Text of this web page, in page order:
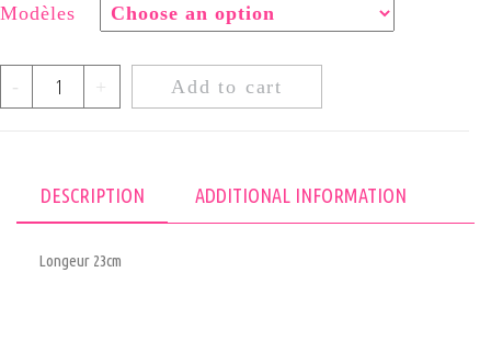
Modèles
- + Add to cart
DESCRIPTION ADDITIONAL INFORMATION
Longeur 23cm